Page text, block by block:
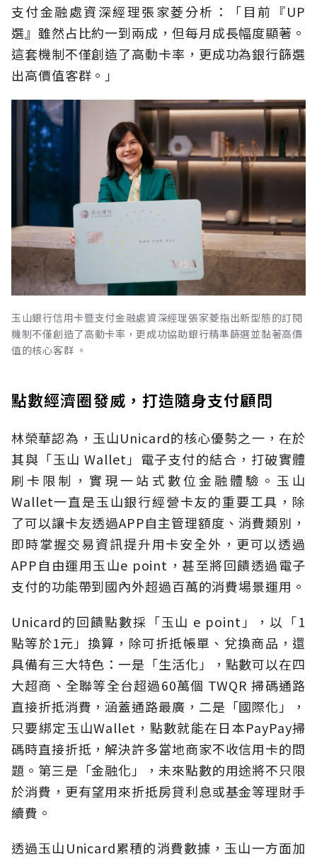
支付金融處資深經理張家菱分析：「目前『UP
選』雖然占比約一到兩成，但每月成長幅度顯著。
這套機制不僅創造了高動卡率，更成功為銀行篩選
出高價值客群。」
玉山銀行信用卡暨支付金融處資深經理張家菱指出新型態的訂閱
機制不僅創造了高動卡率，更成功協助銀行精準篩選並黏著高價
值的核心客群 。
點數經濟圈發威，打造隨身支付顧問
林榮華認為，玉山Unicard的核心優勢之一，在於
其與「玉山 Wallet」電子支付的結合，打破實體
刷卡限制，實現一站式數位金融體驗。玉山
Wallet一直是玉山銀行經營卡友的重要工具，除
了可以讓卡友透過APP自主管理額度、消費類別，
即時掌握交易資訊提升用卡安全外，更可以透過
APP自由運用玉山e point，甚至將回饋透過電子
支付的功能帶到國內外超過百萬的消費場景運用。
Unicard的回饋點數採「玉山 e point」，以「1
點等於1元」換算，除可折抵帳單、兌換商品，還
具備有三大特色：一是「生活化」，點數可以在四
大超商、全聯等全台超過60萬個 TWQR 掃碼通路
直接折抵消費，涵蓋通路最廣，二是「國際化」，
只要綁定玉山Wallet，點數就能在日本PayPay掃
碼時直接折抵，解決許多當地商家不收信用卡的問
題。第三是「金融化」，未來點數的用途將不只限
於消費，更有望用來折抵房貸利息或基金等理財手
續費。
透過玉山Unicard累積的消費數據，玉山一方面加